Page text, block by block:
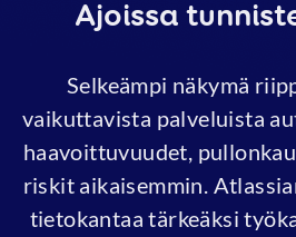
Ajoissa
Selkeämpi näkymä
vaikuttavista palveluista
haavoittuvuudet,
riskit aikaisemmin.
tietokantaa tärkeäksi